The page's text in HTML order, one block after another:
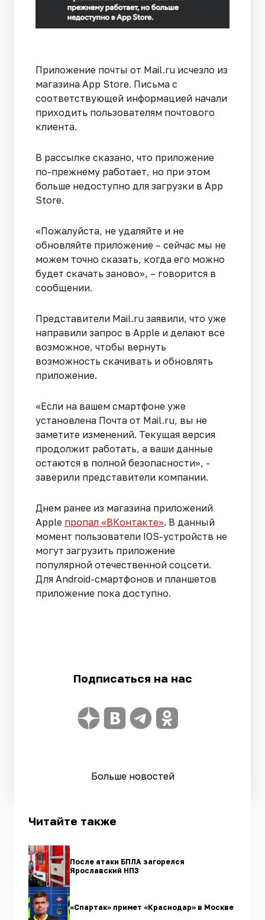
Приложение почты от Mail‌.ru исчезло из
магазина App Store. Письма с
соответствующей информацией начали
приходить пользователям почтового
клиента.
В рассылке сказано, что приложение
по-прежнему работает, но при этом
больше недоступно для загрузки в App
Store.
«Пожалуйста, не удаляйте и не
обновляйте приложение – сейчас мы не
можем точно сказать, когда его можно
будет скачать заново», – говорится в
сообщении.
Представители Mail.ru заявили, что уже
направили запрос в Apple и делают все
возможное, чтобы вернуть
возможность скачивать и обновлять
приложение.
«Если на вашем смартфоне уже
установлена Почта от Mail‌.ru, вы не
заметите изменений. Текущая версия
продолжит работать, а ваши данные
остаются в полной безопасности», -
заверили представители компании.
Днем ранее из магазина приложений
Apple пропал «ВКонтакте». В данный
момент пользователи IOS-устройств не
могут загрузить приложение
популярной отечественной соцсети.
Для Android-смартфонов и планшетов
приложение пока доступно.
Подписаться на нас
Больше новостей
Читайте также
После атаки БПЛА загорелся
Ярославский НПЗ
«Спартак» примет «Краснодар» в Москве